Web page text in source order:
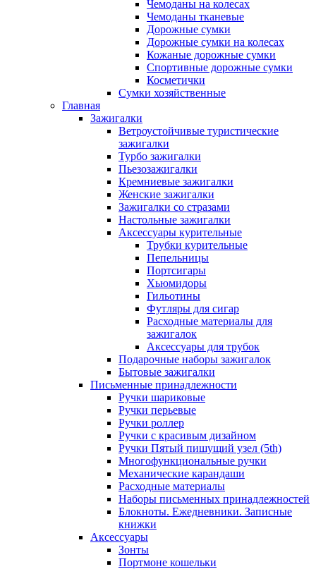
Чемоданы на колесах
Чемоданы тканевые
Дорожные сумки
Дорожные сумки на колесах
Кожаные дорожные сумки
Спортивные дорожные сумки
Косметички
Сумки хозяйственные
Главная
Зажигалки
Ветроустойчивые туристические
зажигалки
Турбо зажигалки
Пьезозажигалки
Кремниевые зажигалки
Женские зажигалки
Зажигалки со стразами
Настольные зажигалки
Аксессуары курительные
Трубки курительные
Пепельницы
Портсигары
Хьюмидоры
Гильотины
Футляры для сигар
Расходные материалы для
зажигалок
Аксессуары для трубок
Подарочные наборы зажигалок
Бытовые зажигалки
Письменные принадлежности
Ручки шариковые
Ручки перьевые
Ручки роллер
Ручки с красивым дизайном
Ручки Пятый пишущий узел (5th)
Многофункциональные ручки
Механические карандаши
Расходные материалы
Наборы письменных принадлежностей
Блокноты. Ежедневники. Записные
книжки
Аксессуары
Зонты
Портмоне кошельки